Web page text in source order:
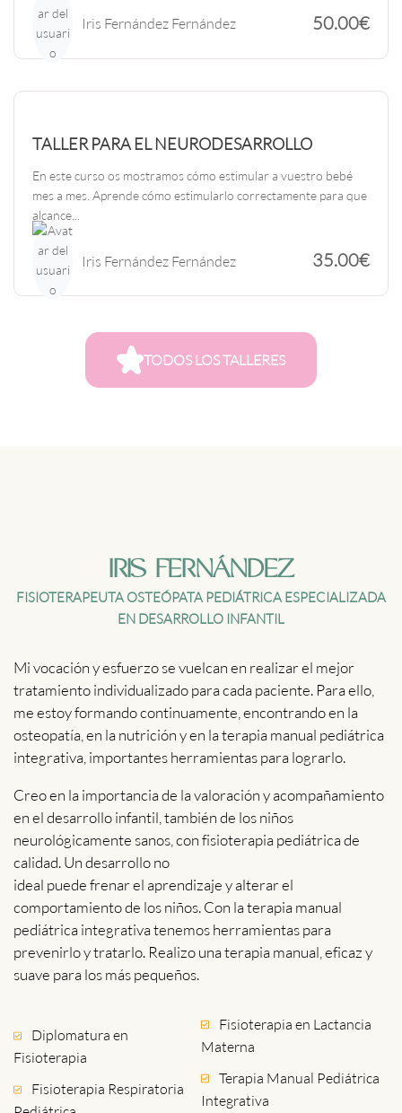
Iris Fernández Fernández 50.00€
TALLER PARA EL NEURODESARROLLO
En este curso os mostramos cómo estimular a vuestro bebé
mes a mes. Aprende cómo estimularlo correctamente para que
alcance...
Iris Fernández Fernández 35.00€
TODOS LOS TALLERES
IRIS FERNÁNDEZ
FISIOTERAPEUTA OSTEÓPATA PEDIÁTRICA ESPECIALIZADA
EN DESARROLLO INFANTIL
Mi vocación y esfuerzo se vuelcan en realizar el mejor
tratamiento individualizado para cada paciente. Para ello,
me estoy formando continuamente, encontrando en la
osteopatía, en la nutrición y en la terapia manual pediátrica
integrativa, importantes herramientas para lograrlo.
Creo en la importancia de la valoración y acompañamiento
en el desarrollo infantil, también de los niños
neurológicamente sanos, con fisioterapia pediátrica de
calidad. Un desarrollo no
ideal puede frenar el aprendizaje y alterar el
comportamiento de los niños. Con la terapia manual
pediátrica integrativa tenemos herramientas para
prevenirlo y tratarlo. Realizo una terapia manual, eficaz y
suave para los más pequeños.
Diplomatura en
Fisioterapia
Fisioterapia Respiratoria
Fisioterapia en Lactancia
Materna
Terapia Manual Pediátrica
Integrativa